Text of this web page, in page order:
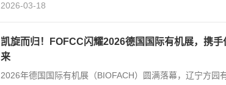
2026-03-18
凯旋而归！FOFCC闪耀2026德国国际有机展，携
来
2026年德国国际有机展（BIOFACH）圆满落幕，辽宁方园